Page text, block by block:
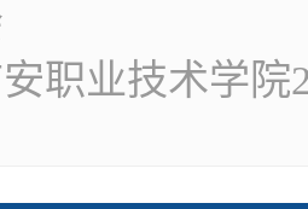
职业技术学院